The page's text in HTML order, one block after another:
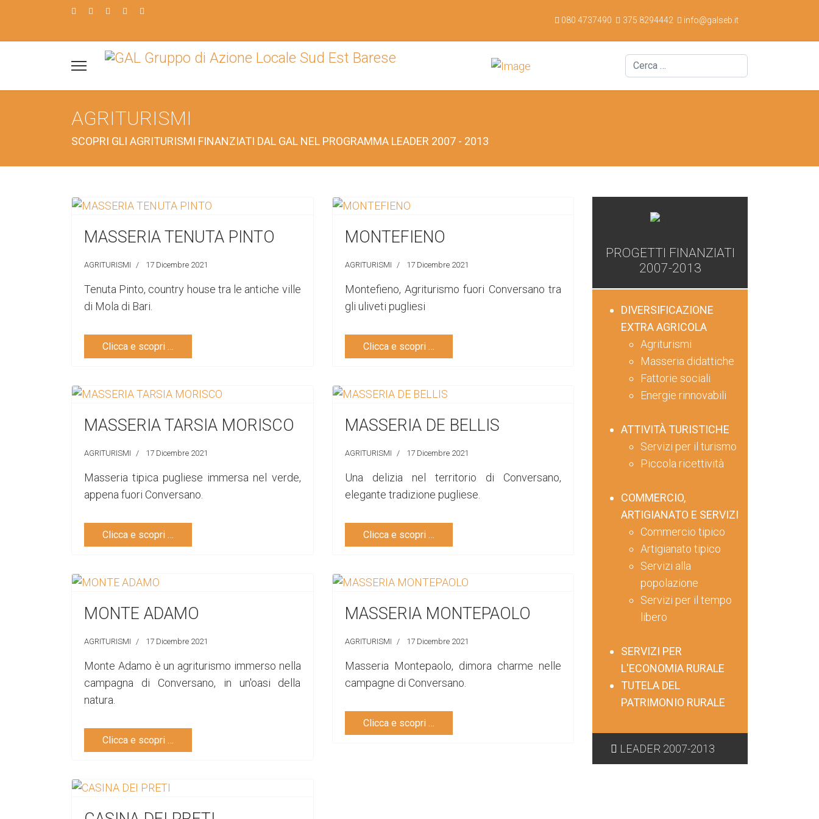
080 4737490 375 8294442 info@galseb.it
Cerca
AGRITURISMI
SCOPRI GLI AGRITURISMI FINANZIATI DAL GAL NEL PROGRAMMA LEADER 2007 - 2013
MASSERIA TENUTA PINTO
AGRITURISMI 17 Dicembre 2021
Tenuta Pinto, country house tra le antiche ville
di Mola di Bari.
Clicca e scopri …
MONTEFIENO
AGRITURISMI 17 Dicembre 2021
Montefieno, Agriturismo fuori Conversano tra
gli uliveti pugliesi
Clicca e scopri …
MASSERIA TARSIA MORISCO
AGRITURISMI 17 Dicembre 2021
Masseria tipica pugliese immersa nel verde,
appena fuori Conversano.
Clicca e scopri …
MASSERIA DE BELLIS
AGRITURISMI 17 Dicembre 2021
Una delizia nel territorio di Conversano,
elegante tradizione pugliese.
Clicca e scopri …
MONTE ADAMO
AGRITURISMI 17 Dicembre 2021
Monte Adamo è un agriturismo immerso nella
campagna di Conversano, in un'oasi della
natura.
Clicca e scopri …
MASSERIA MONTEPAOLO
AGRITURISMI 17 Dicembre 2021
Masseria Montepaolo, dimora charme nelle
campagne di Conversano.
Clicca e scopri …
PROGETTI FINANZIATI
2007-2013
DIVERSIFICAZIONE
EXTRA AGRICOLA
Agriturismi
Masseria didattiche
Fattorie sociali
Energie rinnovabili
ATTIVITÀ TURISTICHE
Servizi per il turismo
Piccola ricettività
COMMERCIO,
ARTIGIANATO E SERVIZI
Commercio tipico
Artigianato tipico
Servizi alla
popolazione
Servizi per il tempo
libero
SERVIZI PER
L'ECONOMIA RURALE
TUTELA DEL
PATRIMONIO RURALE
LEADER 2007-2013